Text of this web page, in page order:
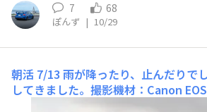
7 68
ぽんず | 10/29
朝活 7/13 雨が降ったり、止んだりで
してきました。撮影機材：Canon
材：iPhone 15Pro場所を移動して茜